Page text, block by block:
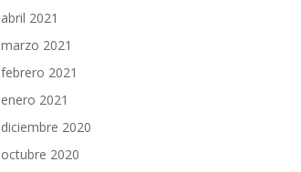
abril 2021
marzo 2021
febrero 2021
enero 2021
diciembre 2020
octubre 2020